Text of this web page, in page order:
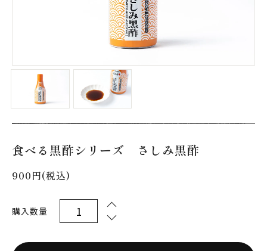
食べる黒酢シリーズ さしみ黒酢
900円(税込)
購入数量